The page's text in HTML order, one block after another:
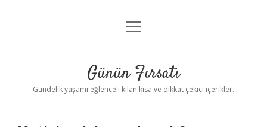
Anasayfa
Yasal Uyarı
menüyü
Günün Fırsatı
Gündelik yaşamı eğlenceli kılan kısa ve dikkat çekici içerikler.